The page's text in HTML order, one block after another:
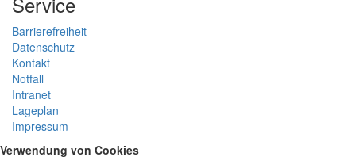
Barrierefreiheit
Datenschutz
Kontakt
Notfall
Intranet
Lageplan
Impressum
Verwendung von Cookies